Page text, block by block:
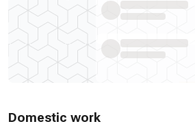
Domestic work